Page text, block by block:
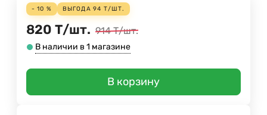
- 10 % ВЫГОДА 94 Т/ШТ.
820 Т/шт. 914 Т/шт.
В наличии в 1 магазине
В корзину